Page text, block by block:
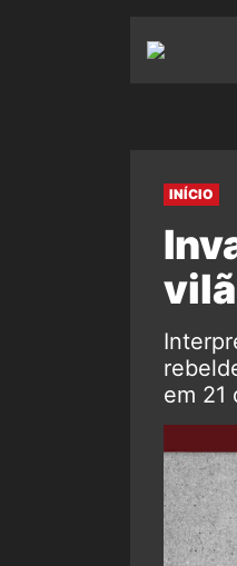
INÍCIO
em 21